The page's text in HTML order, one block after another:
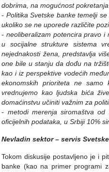
dobrima, na mogućnost
- Politika Svetske banke temelji
ukoliko se ne uporede različite
- neoliberalizam potencira pravo i
u socijalne strukture sistema
nejednakosti žena, predstavlja
one bile u stanju da dođu na
kao i iz perspektive vodećih
ekonomskih prioriteta ne
vrednujemo kao ljudska bića
domaćinstvu učiniti važnim za
- metodi merenja siromaštva
oficijelnih podataka, u Srbiji 10%
Nevladin sektor – servis
Tokom diskusije postavljeno je i
banke (kao na primer programi